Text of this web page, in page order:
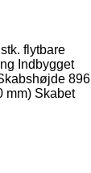
flytbare
Indbygget
896
mm) Skabet